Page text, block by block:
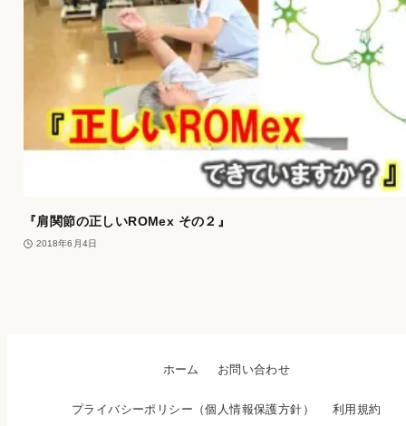
『肩関節の正しいROMex その２』
2018年6月4日
ホーム お問い合わせ
プライバシーポリシー（個人情報保護方針） 利用規約